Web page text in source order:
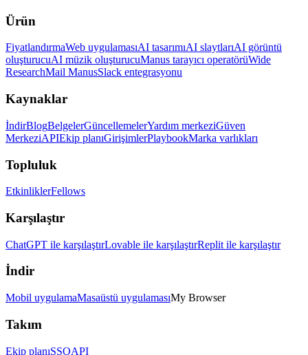
Ürün
FiyatlandırmaWeb uygulamasıAI tasarımıAI slaytlarıAI görüntü
oluşturucuAI müzik oluşturucuManus tarayıcı operatörüWide
ResearchMail ManusSlack entegrasyonu
Kaynaklar
İndirBlogBelgelerGüncellemelerYardım merkeziGüven
MerkeziAPIEkip planıGirişimlerPlaybookMarka varlıkları
Topluluk
EtkinliklerFellows
Karşılaştır
ChatGPT ile karşılaştırLovable ile karşılaştırReplit ile karşılaştır
İndir
Mobil uygulamaMasaüstü uygulamasıMy Browser
Takım
Ekip planıSSOAPI